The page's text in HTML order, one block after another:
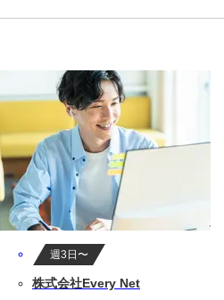
週3日〜
株式会社Every Net